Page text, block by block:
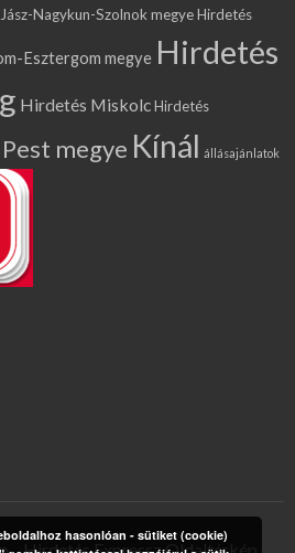
Nagykun-Szolnok megyeHirdetés
Esztergom megye Hirdetés
Hirdetés MiskolcHirdetés
megye Kínál állásajánlatok
hasonlóan - sütiket (cookie)